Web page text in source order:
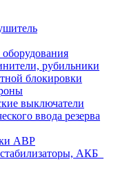
рубильники
блокировки
выключатели
ввода резерва
АВР
АКБ